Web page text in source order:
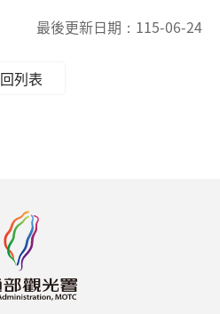
最後更新日期： 115-06-24
回列表